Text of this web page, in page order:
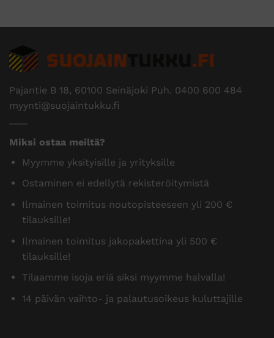
Pajantie B 18, 60100 Seinäjoki Puh. 0400 600 484
myynti@suojaintukku.fi
Miksi ostaa meiltä?
Myymme yksityisille ja yrityksille
Ostaminen ei edellytä rekisteröitymistä
Ilmainen toimitus noutopisteeseen yli 200 €
tilauksille!
Ilmainen toimitus jakopakettina yli 500 €
tilauksille!
Tilaamme isoja eriä siksi myymme halvalla!
14 päivän vaihto- ja palautusoikeus kuluttajille